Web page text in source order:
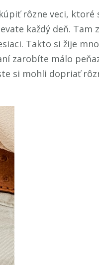
rôzne veci, ktoré
každý deň. Tam
Takto si žije
zarobíte málo
si mohli dopriať